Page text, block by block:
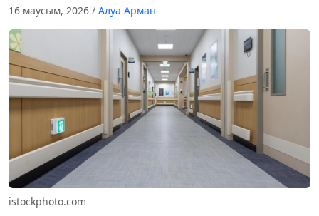
16 маусым, 2026 / Алуа Арман
istockphoto.com